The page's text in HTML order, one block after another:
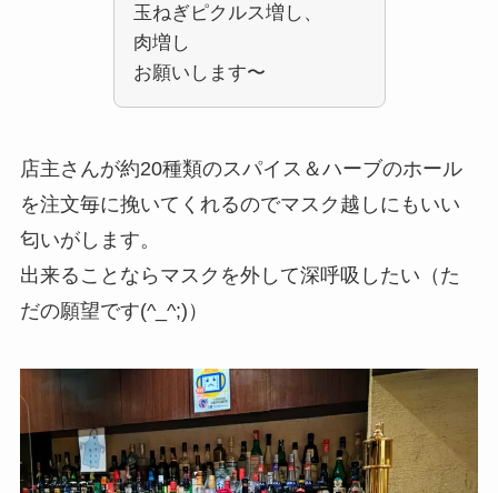
玉ねぎピクルス増し、
肉増し
お願いします〜
店主さんが約20種類のスパイス＆ハーブのホール
を注文毎に挽いてくれるのでマスク越しにもいい
匂いがします。
出来ることならマスクを外して深呼吸したい（た
だの願望です(^_^;)）